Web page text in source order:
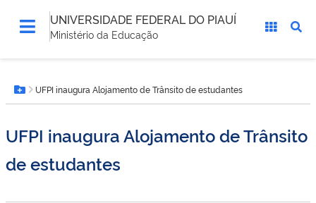
UNIVERSIDADE FEDERAL DO PIAUÍ
Ministério da Educação
está
aqui:Botão Menu
UFPI inaugura Alojamento de Trânsito de estudantes
UFPI inaugura Alojamento de Trânsito
de estudantes